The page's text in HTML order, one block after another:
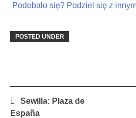
Podobało się? Podziel się z
POSTED UNDER
Post
navigation
Sewilla: Plaza de
España